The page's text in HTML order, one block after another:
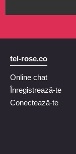
tel-rose.co
Online chat
Înregistrează-te
Conectează-te